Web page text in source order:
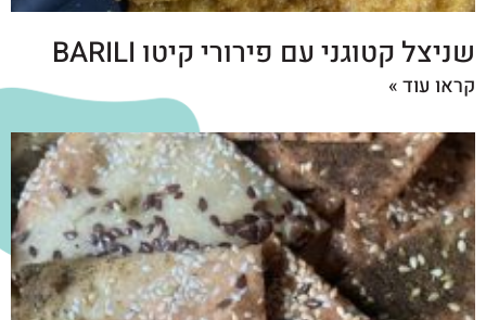
שניצל קטוגני עם פירורי קיטו BARILI
קראו עוד »